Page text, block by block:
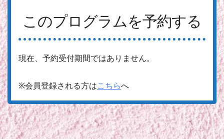
このプログラムを予約する
現在、予約受付期間ではありません。
※会員登録される方はこちらへ